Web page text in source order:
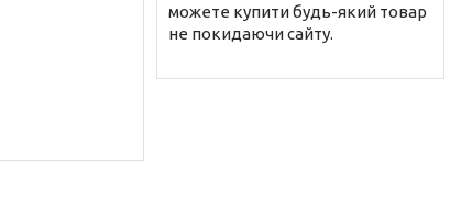
можете купити будь-який товар
не покидаючи сайту.